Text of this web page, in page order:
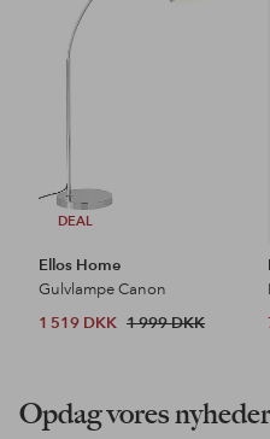
DEAL
Ellos Home
Gulvlampe Canon
1 519 DKK 1 999 DKK
Opdag vores nyheder